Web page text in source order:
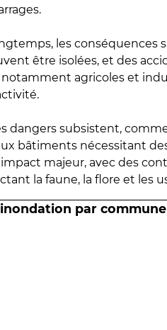
les conséquences
être isolées, et des
agricoles et
dangers subsistent,
bâtiments nécessitant
majeur, avec des
la faune, la flore et les
par commune